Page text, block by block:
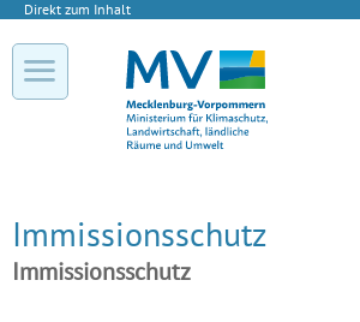
Direkt zum Inhalt
Immissionsschutz
Immissionsschutz